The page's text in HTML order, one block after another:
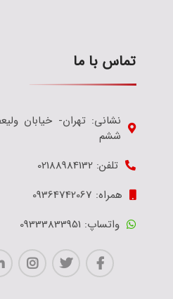
تماس با ما
نشانی: تهران- خیابان
ششم
تلفن: 02188984132
همراه: 09364742067
واتساپ: 09333833951